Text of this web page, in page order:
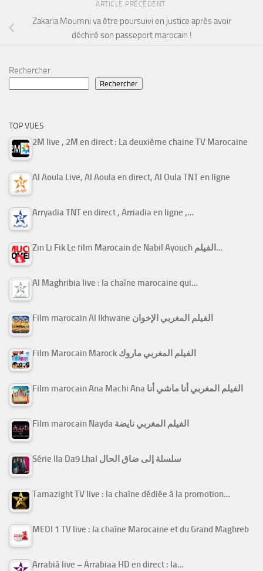
ARTICLE PRÉCÉDENT
Zakaria Moumni va être poursuivi en justice après avoir
déchiré son passeport marocain !
Rechercher
Rechercher
TOP VUES
2M live , 2M en direct : La deuxième chaine TV Marocaine
Al Aoula Live, Al Aoula en direct, Al Oula TNT en ligne
Arryadia TNT en direct , Arriadia en ligne ,…
Zin Li Fik Le film Marocain de Nabil Ayouch الفيلم…
Al Maghribia live : la chaîne marocaine qui…
Film marocain Al Ikhwane الفيلم المغربي الإخوان
Film Marocain Marock الفيلم المغربي ماروك
Film marocain Ana Machi Ana الفيلم المغربي أنا ماشي أنا
Film marocain Nayda الفيلم المغربي نايضة
Série Ila Da9 Lhal سلسلة إلى ضاق الحال
Tamazight TV live : la chaîne dédiée à la promotion…
MEDI 1 TV live : la chaîne Marocaine et du Grand Maghreb
Arrabiâ live – Arrabiaa HD en direct : la…